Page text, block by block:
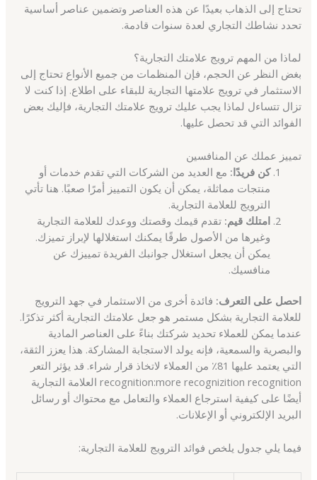
تحتاج إلى الذهاب بعيدًا عن هذه العناصر وتضمين عناصر أساسية
تحدد نشاطك التجاري لعدة سنوات قادمة.
لماذا من المهم ترويج علامتك التجارية؟
بغض النظر عن الحجم، فإن المنظمات من جميع الأنواع تحتاج إلى
الاستثمار في ترويج علامتها التجارية للبقاء على اطلاع. إذا كنت لا
تزال تتساءل لماذا يجب عليك ترويج علامتك التجارية، فإليك بعض
الفوائد التي قد تحصل عليها.
تمييز عملك عن المنافسين
كن فريدًا: مع العديد من الشركات التي تقدم خدمات أو
منتجات مماثلة، يمكن أن يكون التمييز أمرًا صعبًا. هنا تأتي
الترويج للعلامة التجارية.
امتلك قيم: تقدم قيمك وقصتك ووعدك للعلامة التجارية
وغيرها من الأصول طرقًا يمكنك استغلالها لإبراز تميزك.
يمكن أن يجعل استغلال جوانبك الفريدة تمييزك عن
منافسيك.
احصل على التعرف: فائدة أخرى من الاستثمار في جهد الترويج
للعلامة التجارية بشكل مستمر هو جعل علامتك التجارية أكثر تذكرًا.
عندما يمكن للعملاء تحديد شركتك بناءً على العناصر المادية
والبصرية والسمعية، فإنه يولد الاستجابة المشاركة. هذا يعزز الثقة،
التي يعتمد عليها 81٪ من العملاء لاتخاذ قرار شراء. قد يؤثر التعر
recognition:more recognizition recognition العلامة التجارية
أيضًا على كيفية استرجاع العملاء والتعامل مع محتواك أو رسائل
البريد الإلكتروني أو الإعلانات.
فيما يلي جدول يلخص فوائد الترويج للعلامة التجارية: